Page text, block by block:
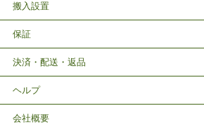
搬入設置
保証
決済・配送・返品
ヘルプ
会社概要